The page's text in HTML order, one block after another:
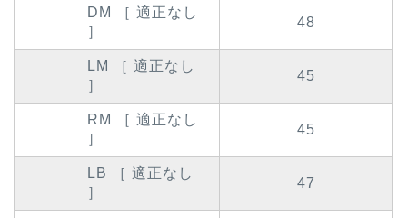
DM ［ 適正なし
］
48
LM ［ 適正なし
］
45
RM ［ 適正なし
］
45
LB ［ 適正なし
］
47